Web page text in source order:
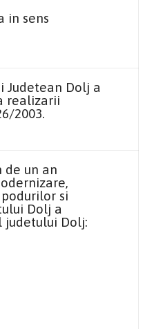
in sens
Judetean Dolj a
realizarii
2003.
un an
si
Dolj a
Dolj: